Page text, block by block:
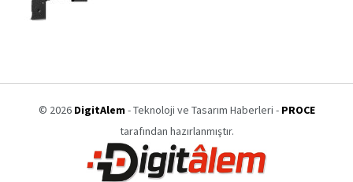
© 2026 DigitAlem- Teknoloji ve Tasarım Haberleri - PROCE
tarafından hazırlanmıştır.